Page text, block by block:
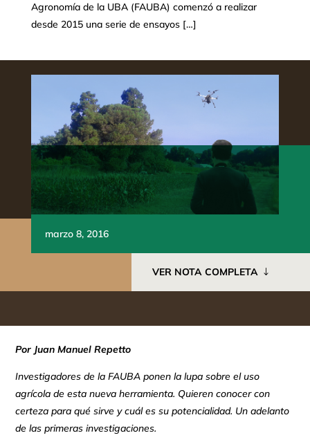
Agronomía de la UBA (FAUBA) comenzó a realizar
desde 2015 una serie de ensayos […]
marzo 8, 2016
VER NOTA COMPLETA
Por Juan Manuel Repetto
Investigadores de la FAUBA ponen la lupa sobre el uso
agrícola de esta nueva herramienta. Quieren conocer con
certeza para qué sirve y cuál es su potencialidad. Un adelanto
de las primeras investigaciones.